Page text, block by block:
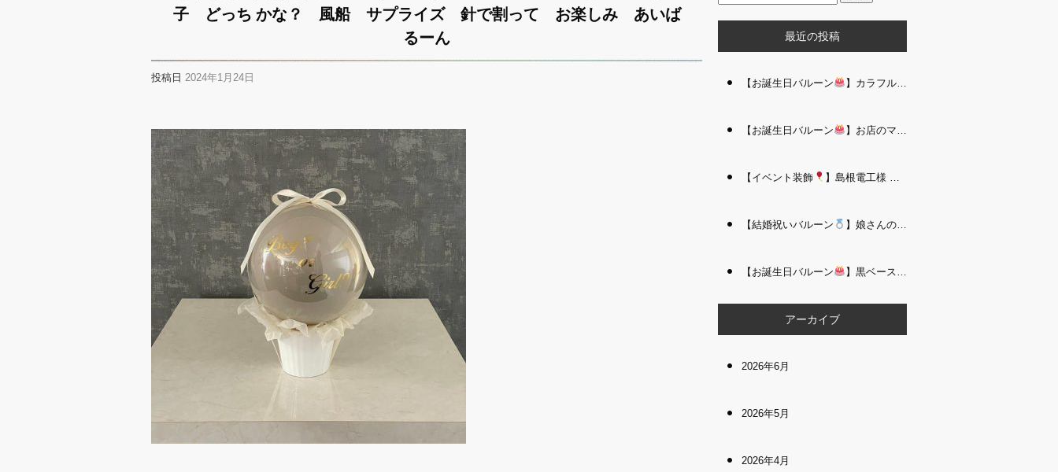
子 どっち かな？ 風船 サプライズ 針で割って お楽しみ あいば
るーん
投稿日 2024年1月24日
最近の投稿
【お誕生日バルーン 】カラフルで存在感たっぷりのバルーンタワー｜松江 i Balloo n
【お誕生日バルーン 】お店のママさんへの華やかなお祝いに｜シャンパン付き豪 華バルーンアレンジメント｜松江 i Balloon
【イベント装飾 】島根電工様 お客様感謝祭｜入口アーチ＆キッズコーナー装飾 を担当しました｜松江 i Balloon
【結婚祝いバルーン 】娘さんのご結婚祝いに｜ウェディングベアとフラワーイン バルーンが華やかなバルーンアレンジメント｜松江 i Balloon
【お誕生日バルーン 】黒ベース×ヒョウ柄がおしゃれ
アーカイブ
2026年6月
2026年5月
2026年4月